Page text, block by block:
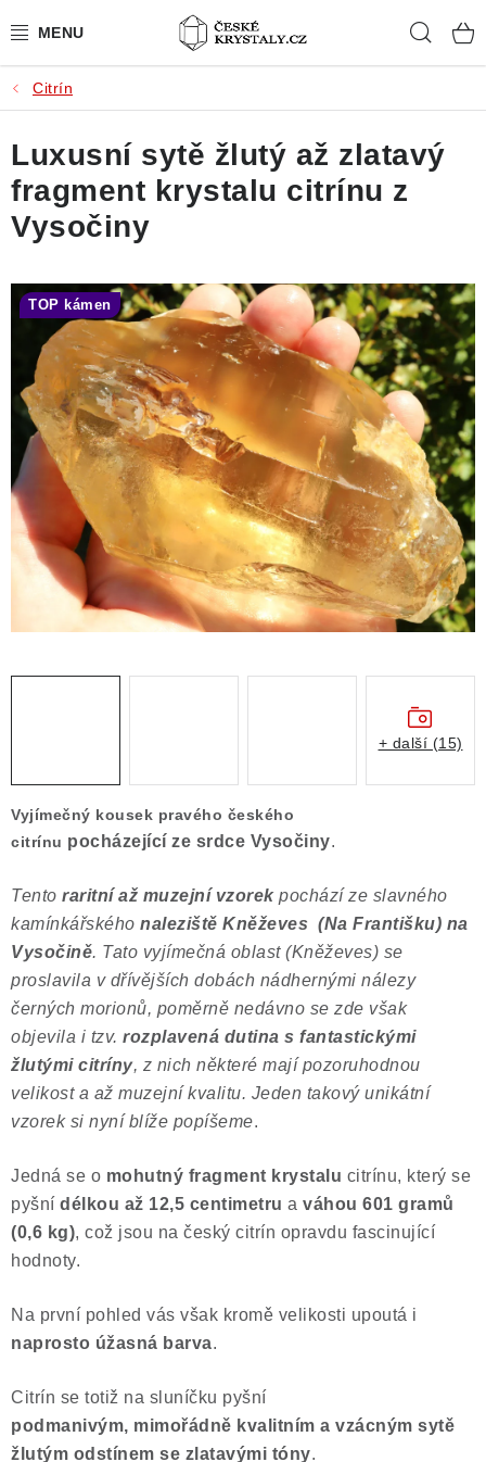
na
PŘÍRODNÍ KAMENY
BROUŠENÉ KAMENY
MISTROVSKÉ KRYSTALY
SLEVY
VIDEOGALERIE
KONTAKT
Obchodní podmínky
Podmínky ochrany osobních údajů
Poučení o právu na odstoupení od smlouvy
Puncovní značky
Výkup minerálů a drahých kamenů
Kontakt
Citrín
Vyjímečný kousek pravého českého
citrínu pocházející ze srdce Vysočiny.
Tento raritní až muzejní vzorekpochází ze slavného
kamínkářského naleziště Kněževes (Na Františku) na
Vysočině. Tato vyjímečná oblast (Kněževes) se
proslavila v dřívějších dobách nádhernými nálezy
černých morionů, poměrně nedávno se zde však
objevila i tzv. rozplavená dutina s fantastickými
žlutými citríny, z nich některé mají pozoruhodnou
velikost a až muzejní kvalitu. Jeden takový unikátní
vzorek si nyní blíže popíšeme.
Jedná se o mohutný fragment krystalu citrínu, který se
pyšní délkou až 12,5 centimetru a váhou 601 gramů
(0,6 kg), což jsou na český citrín opravdu fascinující
hodnoty.
Na první pohled vás však kromě velikosti upoutá i
naprosto úžasná barva.
Citrín se totiž na sluníčku pyšní
podmanivým, mimořádně kvalitním a vzácným sytě
žlutým odstínem se zlatavými tóny.
Luxusní sytě žlutý až zlatavý
fragment krystalu citrínu z
Vysočiny
TOP kámen
+ další (15)